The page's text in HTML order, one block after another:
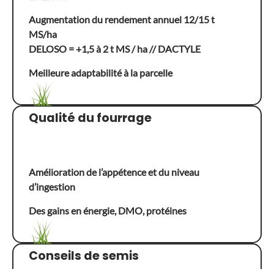
Augmentation du rendement annuel 12/15 t
MS/ha
DELOSO = +1,5 à 2 t MS / ha // DACTYLE
Meilleure adaptabilité à la parcelle
Qualité du fourrage
Amélioration de l’appétence et du niveau
d’ingestion
Des gains en énergie, DMO, protéines
Conseils de semis